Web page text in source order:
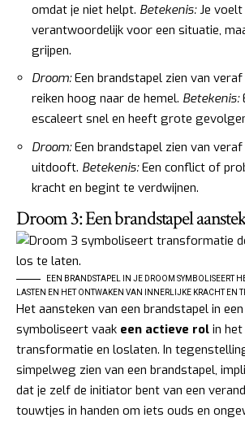
omdat je niet helpt. Betekenis:Je voelt
verantwoordelijk voor een situatie,
grijpen.
Droom:Een brandstapel zien van
reiken hoog naar de hemel. Betekenis:
escaleert snel en heeft grote
Droom:Een brandstapel zien van
uitdooft. Betekenis:Een conflict of
kracht en begint te verdwijnen.
Droom 3: Een brandstapel
EEN BRANDSTAPEL IN JE DROOM SYMBOLISEERT
LASTEN EN HET ONTWAKEN VAN INNERLIJKE KRACHT EN
Het aansteken van een brandstapel in
symboliseert vaak een actieve rol in
transformatie en loslaten. In
simpelweg zien van een brandstapel,
dat je zelf de initiator bent van een
touwtjes in handen om iets ouds en